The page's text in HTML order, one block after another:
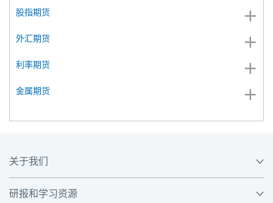
股指期货
外汇期货
利率期货
金属期货
关于我们
研报和学习资源